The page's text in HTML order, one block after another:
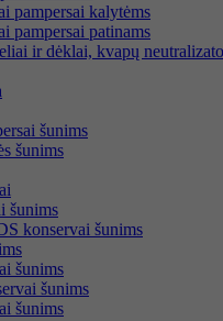
pampersai kalytėms
pampersai patinams
ir dėklai, kvapų
šunims
šunims
šunims
konservai šunims
šunims
šunims
šunims